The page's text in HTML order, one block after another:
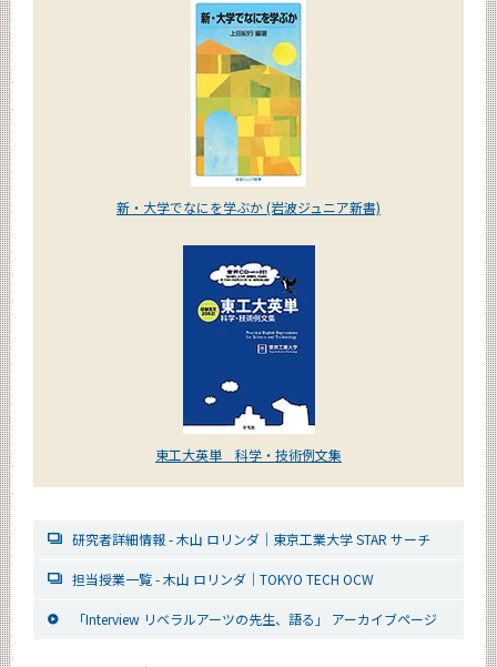
新・大学でなにを学ぶか (岩波ジュニア新書)
東工大英単 科学・技術例文集
研究者詳細情報 - 木山 ロリンダ｜東京工業大学 STAR サーチ
担当授業一覧 - 木山 ロリンダ｜TOKYO TECH OCW
「Interview リベラルアーツの先生、語る」 アーカイブページ